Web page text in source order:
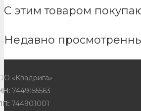
С этим товаром
Недавно
«Квадрига»
7449155563
744901001